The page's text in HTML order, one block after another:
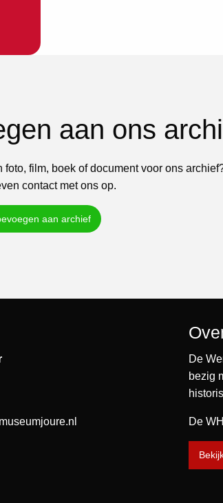
aan ons
film, boek of document voor ons
contact met ons op.
aan archief
De
bezig
De